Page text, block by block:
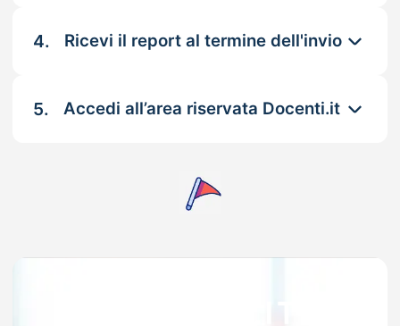
4. Ricevi il report al termine dell'invio
5. Accedi all’area riservata Docenti.it